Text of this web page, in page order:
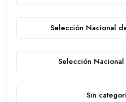
Selección Nacional
Selección Nacional
Sin